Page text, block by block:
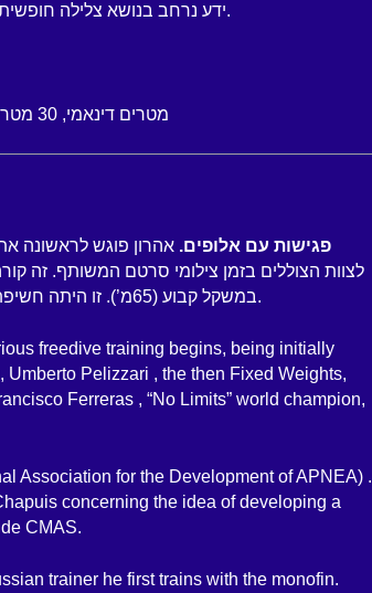
ידע נרחב בנושא צלילה חופשית, ויכולת טבעית ללמד ולתקשר בקלות עם אנשים.
73 מטרים דינאמי, 30 מטרים בהעמקה חופשית, 40 מטרים משקל קבוע
1992 – פגישות עם אלופים. אהרון פוגש לראשונה
לצוות הצוללים בזמן צילומי סרטם המשותף. זה
במשקל קבוע (65מ’). זו היתה חשיפתו הראשונה לעולם הצלילה החופשית המקצועית.
freedive training begins, being initially
Pelizzari , the then Fixed Weights,
Ferreras , “No Limits” world champion,
Association for the Development of APNEA) .
concerning the idea of developing a
CMAS.
trainer he first trains with the monofin.